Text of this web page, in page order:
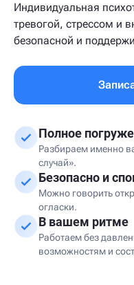
Индивидуальная
тревогой, стрессом и
безопасной и
Полное
Разбираем именно
случай».
Безопасно и
Можно говорить
огласки.
В вашем ритме
Работаем без
возможностям и